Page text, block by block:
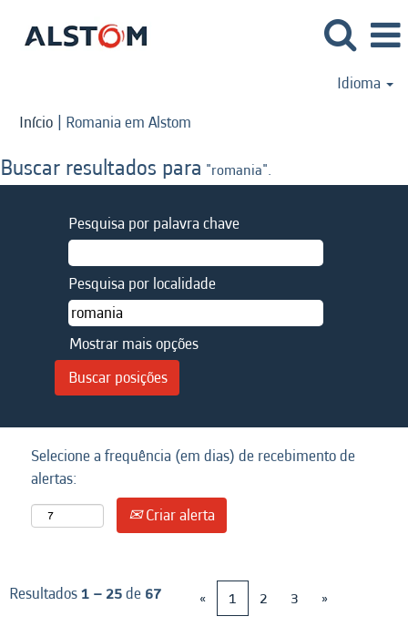
Idioma
Início | Romania em Alstom
Buscar resultados para "romania".
Pesquisa por palavra chave
Pesquisa por localidade
Mostrar mais opções
Selecione a frequência (em dias) de recebimento de
alertas:
Criar alerta
Resultados1 – 25de 67 « 1 2 3 »